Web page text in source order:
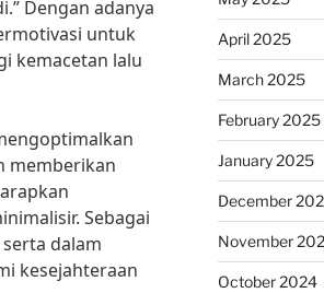
Dengan adanya
untuk
kemacetan lalu
memberikan
Sebagai
dalam
kesejahteraan
April 2025
March 2025
February 2025
January 2025
December
November
October 2024